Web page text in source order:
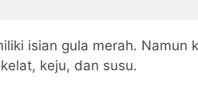
isian gula merah. Namun
keju, dan susu.